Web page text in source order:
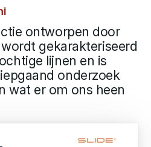
ontworpen door
gekarakteriseerd
lijnen en is
onderzoek
wat er om ons heen